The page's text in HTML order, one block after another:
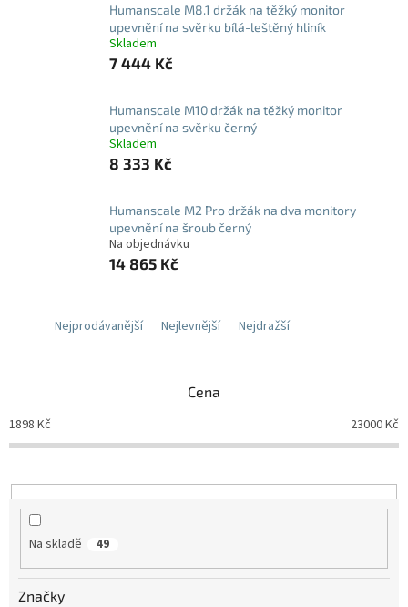
Humanscale M8.1 držák na těžký monitor
upevnění na svěrku bílá-leštěný hliník
Skladem
7 444 Kč
Humanscale M10 držák na těžký monitor
upevnění na svěrku černý
Skladem
8 333 Kč
Humanscale M2 Pro držák na dva monitory
upevnění na šroub černý
Na objednávku
14 865 Kč
Nejprodávanější Nejlevnější Nejdražší
Cena
1898 Kč 23000Kč
Na skladě 49
Značky